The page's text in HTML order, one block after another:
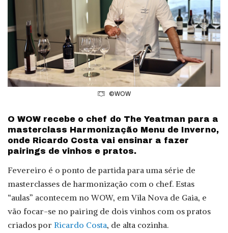
©WOW
O WOW recebe o chef do The Yeatman para a
masterclass Harmonização Menu de Inverno,
onde Ricardo Costa vai ensinar a fazer
pairings de vinhos e pratos.
Fevereiro é o ponto de partida para uma série de
masterclasses de harmonização com o chef. Estas
“aulas” acontecem no WOW, em Vila Nova de Gaia, e
vão focar-se no pairing de dois vinhos com os pratos
criados por Ricardo Costa, de alta cozinha.